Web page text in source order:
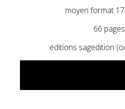
moyen format
66 pages
éditions sagedition